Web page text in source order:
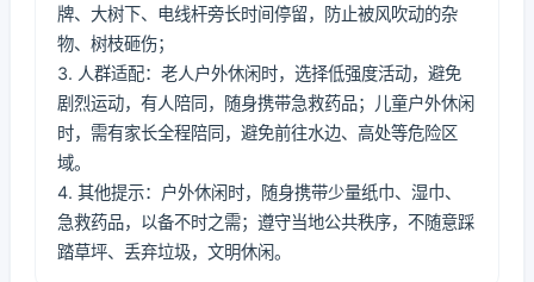
牌、大树下、电线杆旁长时间停留，防止被风吹动的杂
物、树枝砸伤；
3. 人群适配：老人户外休闲时，选择低强度活动，避免
剧烈运动，有人陪同，随身携带急救药品；儿童户外休闲
时，需有家长全程陪同，避免前往水边、高处等危险区
域。
4. 其他提示：户外休闲时，随身携带少量纸巾、湿巾、
急救药品，以备不时之需；遵守当地公共秩序，不随意踩
踏草坪、丢弃垃圾，文明休闲。